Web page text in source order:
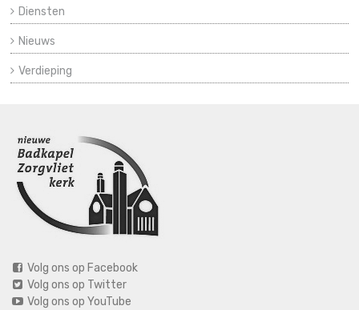
Diensten
Nieuws
Verdieping
Volg ons op Facebook
Volg ons op Twitter
Volg ons op YouTube